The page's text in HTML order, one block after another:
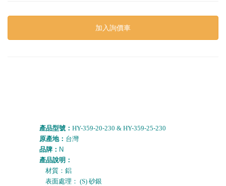
加入詢價車
產品型號： HY-359-20-230 & HY-359-25-230
原產地： 台灣
品牌： N
產品說明：
材質：鋁
表面處理： (S) 砂銀